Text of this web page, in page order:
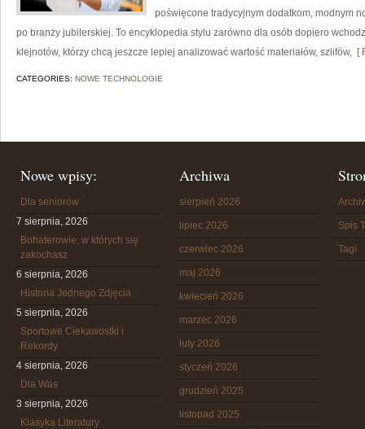
poświęcone tradycyjnym dodatkom, modnym
po branży jubilerskiej. To encyklopedia stylu zarówno dla osób dopiero
klejnotów, którzy chcą jeszcze lepiej analizować wartość materiałów, szlifów, [
CATEGORIES: NOWE TECHNOLOGIE
Nowe wpisy:
Dla seniorów
7 sierpnia, 2026
Bohaterowie, w których się
zakochasz
6 sierpnia, 2026
Historia Jednego Zdjęcia
5 sierpnia, 2026
Sportowe Ciekawostki i
Rekordy
4 sierpnia, 2026
Dla Was
3 sierpnia, 2026
Klasyka Literatury
Archiwa
sierpień 2026
lipiec 2026
czerwiec 2026
maj 2026
kwiecień 2026
marzec 2026
luty 2026
styczeń 2026
grudzień 2025
listopad 2025
Spis
Tagi